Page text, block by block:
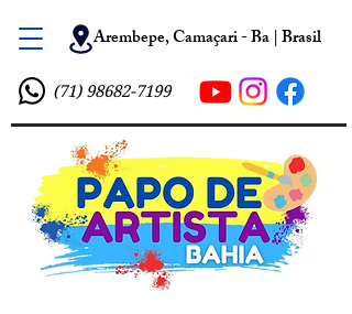
Arembepe, Camaçari - Ba | Brasil
(71) 98682-7199